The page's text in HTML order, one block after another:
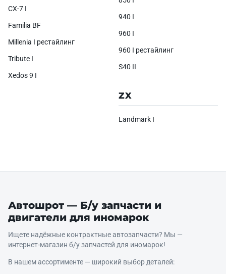
CX-7 I
Familia BF
Millenia I рестайлинг
Tribute I
Xedos 9 I
940 I
960 I
960 I рестайлинг
S40 II
ZX
Landmark I
Автошрот — Б/у запчасти и
двигатели для иномарок
Ищете надёжные контрактные автозапчасти? Мы —
интернет‑магазин б/у запчастей для иномарок!
В нашем ассортименте — широкий выбор деталей: